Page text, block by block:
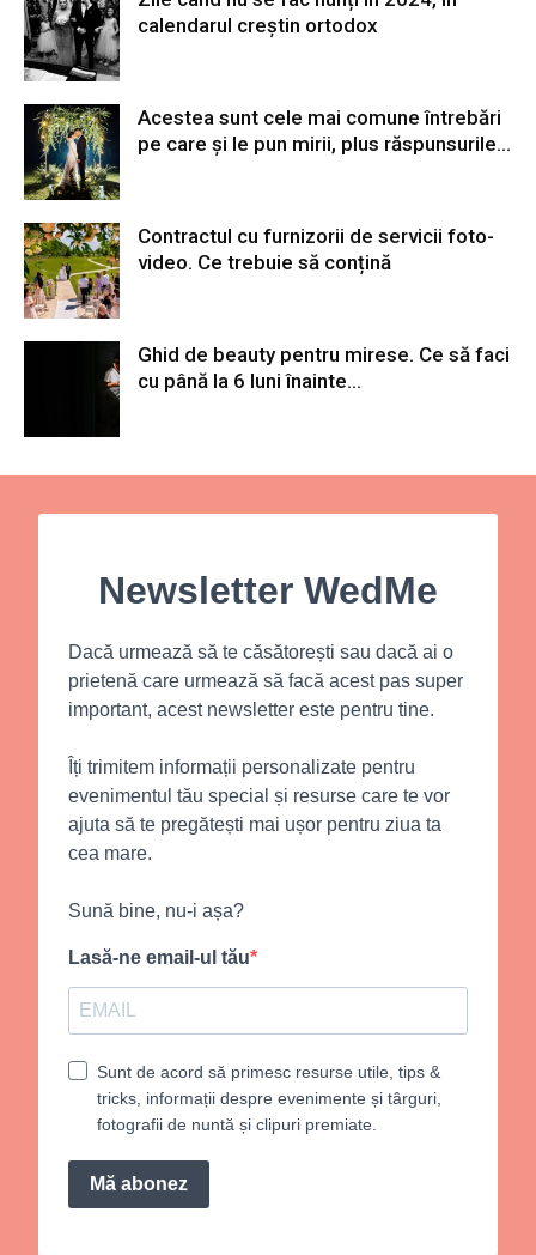
calendarul creștin ortodox
Acestea sunt cele mai comune întrebări
pe care și le pun mirii, plus răspunsurile...
Contractul cu furnizorii de servicii foto-
video. Ce trebuie să conțină
Ghid de beauty pentru mirese. Ce să faci
cu până la 6 luni înainte...
Newsletter WedMe
Dacă urmează să te căsătorești sau dacă ai o
prietenă care urmează să facă acest pas super
important, acest newsletter este pentru tine.
Îți trimitem informații personalizate pentru
evenimentul tău special și resurse care te vor
ajuta să te pregătești mai ușor pentru ziua ta
cea mare.
Sună bine, nu-i așa?
Lasă-ne email-ul tău
Sunt de acord să primesc resurse utile, tips &
tricks, informații despre evenimente și târguri,
fotografii de nuntă și clipuri premiate.
Mă abonez